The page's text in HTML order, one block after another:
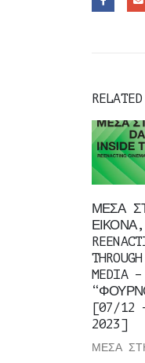
RELATED
ΜΕΣΑ
ΕΙΚΟΝΑ,
MEDIA
[07/12
2023]
ΜΕΣΑ